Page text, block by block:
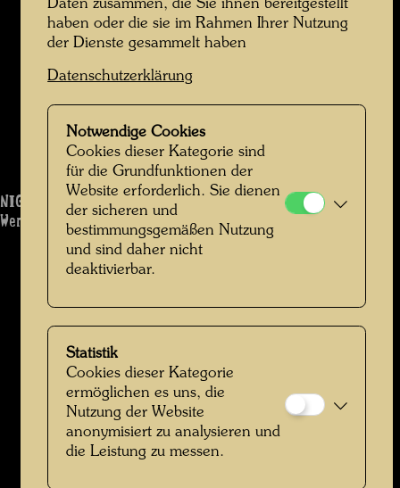
NIGHT TRAIN
Werk: 824
Daten zusammen, die Sie ihnen bereitgestellt
haben oder die sie im Rahmen Ihrer Nutzung
der Dienste gesammelt haben
Datenschutzerklärung
Notwendige Cookies
Cookies dieser Kategorie sind
für die Grundfunktionen der
Website erforderlich. Sie dienen
der sicheren und
bestimmungsgemäßen Nutzung
und sind daher nicht
deaktivierbar.
Statistik
Cookies dieser Kategorie
ermöglichen es uns, die
Nutzung der Website
anonymisiert zu analysieren und
die Leistung zu messen.